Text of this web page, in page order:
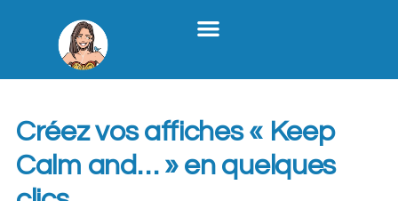
Étiquette :
Créez vos affiches « Keep
Calm and… » en quelques